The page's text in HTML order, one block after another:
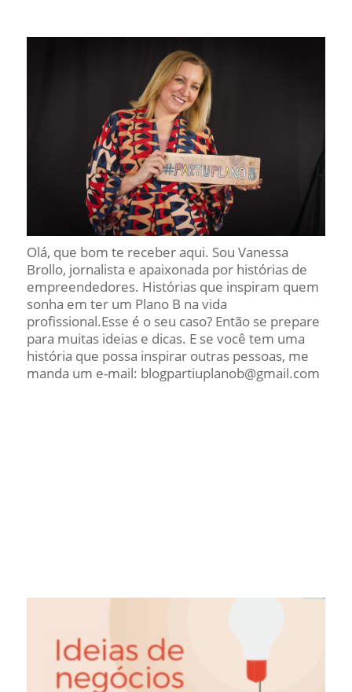
Olá, que bom te receber aqui. Sou Vanessa
Brollo, jornalista e apaixonada por histórias de
empreendedores. Histórias que inspiram quem
sonha em ter um Plano B na vida
profissional.Esse é o seu caso? Então se prepare
para muitas ideias e dicas. E se você tem uma
história que possa inspirar outras pessoas, me
manda um e-mail: blogpartiuplanob@gmail.com